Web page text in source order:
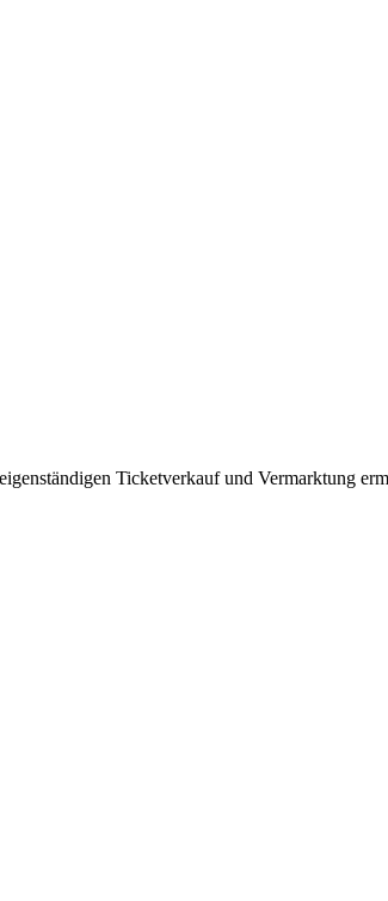
Ticketverkauf und Vermarktung